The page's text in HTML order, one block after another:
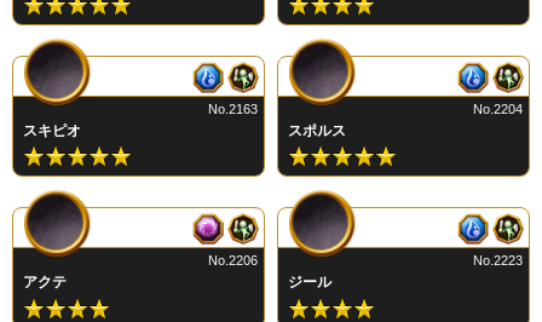
スキピオ
No.2163
スポルス
No.2204
アクテ
No.2206
ジール
No.2223